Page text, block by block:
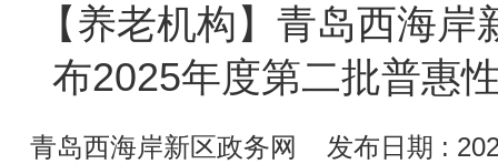
【养老机构】青岛西海
布2025年度第二批普惠
青岛西海岸新区政务网
发布日期 :